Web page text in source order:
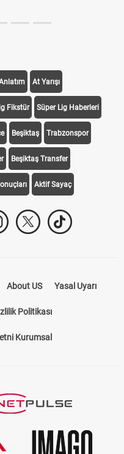
At Yarışı
Fikstür Süper Lig Haberleri
Beşiktaş Trabzonspor
Beşiktaş Transfer
Aktif Sayaç
About US Yasal Uyarı
Politikası
Kurumsal